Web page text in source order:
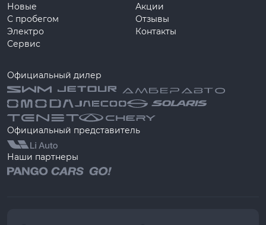
Новые
С пробегом
Электро
Сервис
Акции
Отзывы
Контакты
Официальный дилер
Официальный представитель
Наши партнеры